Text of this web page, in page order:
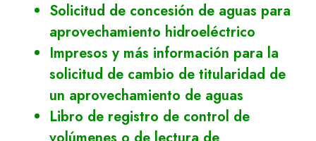
Solicitud de concesión de aguas para
aprovechamiento hidroeléctrico
Impresos y más información para la
solicitud de cambio de titularidad de
un aprovechamiento de aguas
Libro de registro de control de